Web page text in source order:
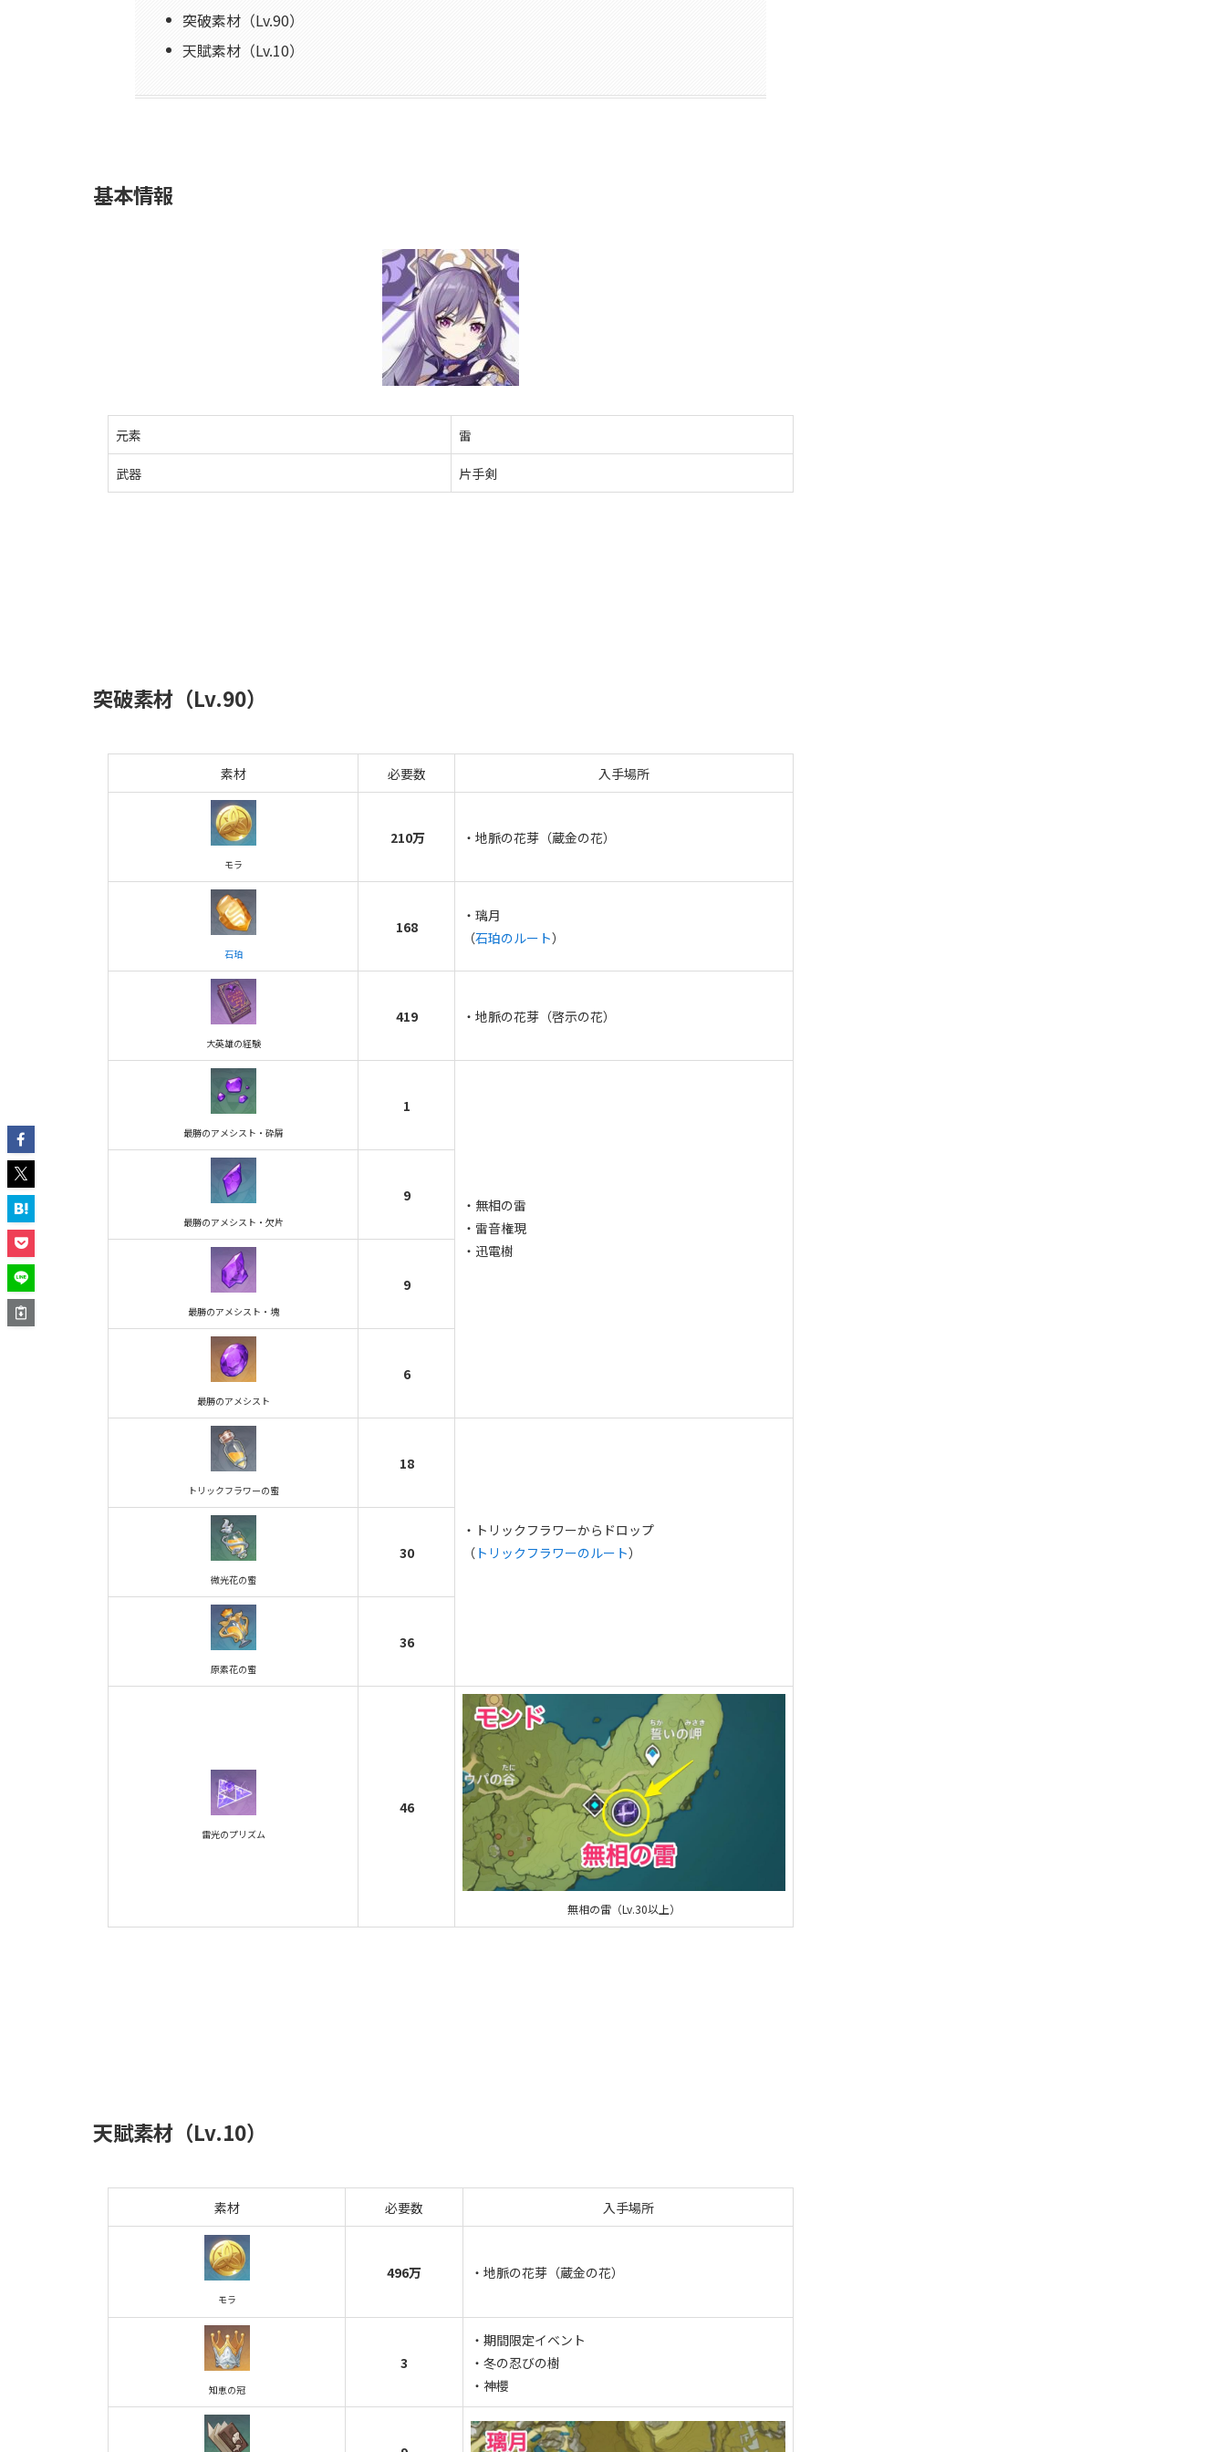
突破素材（Lv.90）
天賦素材（Lv.10）
基本情報
元素 雷
武器 片手剣
突破素材（Lv.90）
素材 必要数 入手場所
モラ
210万 ・地脈の花芽（蔵金の花）
石珀
168
・璃月
（石珀のルート）
大英雄の経験
419 ・地脈の花芽（啓示の花）
最勝のアメシスト・砕屑
1
・無相の雷
・雷音権現
・迅電樹
最勝のアメシスト・欠片
9
最勝のアメシスト・塊
9
最勝のアメシスト
6
トリックフラワーの蜜
18
・トリックフラワーからドロップ
（ トリックフラワーのルート）
微光花の蜜
30
原素花の蜜
36
雷光のプリズム
46
無相の雷（Lv.30以上）
天賦素材（Lv.10）
素材 必要数 入手場所
モラ
496万 ・地脈の花芽（蔵金の花）
知恵の冠
3
・期間限定イベント
・冬の忍びの樹
・神櫻